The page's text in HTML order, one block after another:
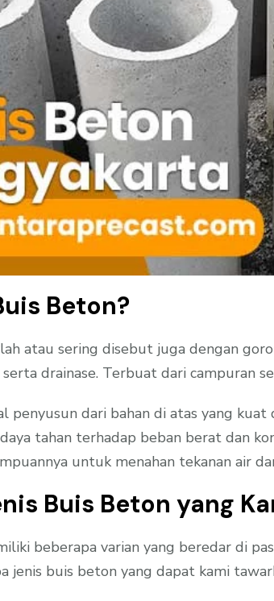
Beton?
atau sering disebut juga dengan
drainase. Terbuat dari campuran
penyusun dari bahan di atas yang
tahan terhadap beban berat dan
untuk menahan tekanan air
Buis Beton yang
beberapa varian yang beredar di
jenis buis beton yang dapat kami